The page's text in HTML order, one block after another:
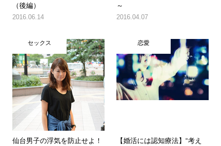
（後編）
2016.06.14
～
2016.04.07
セックス
仙台男子の浮気を防止せよ！
恋愛
【婚活には認知療法】“考え